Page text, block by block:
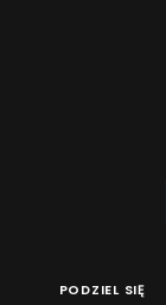
PODZIEL SIĘ